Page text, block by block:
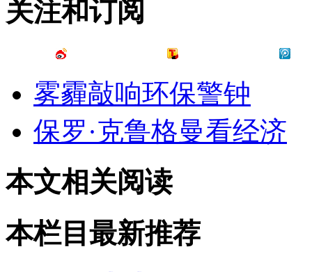
关注和订阅
雾霾敲响环保警钟
保罗·克鲁格曼看经济
本文相关阅读
本栏目最新推荐